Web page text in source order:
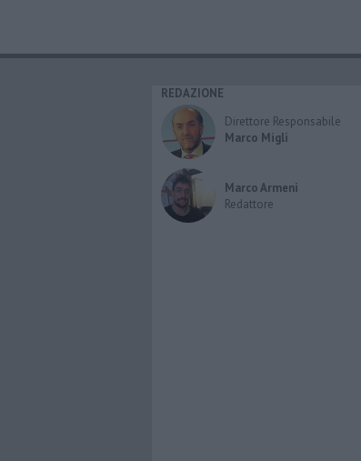
REDAZIONE
Direttore Responsabile
Marco Migli
Marco Armeni
Redattore